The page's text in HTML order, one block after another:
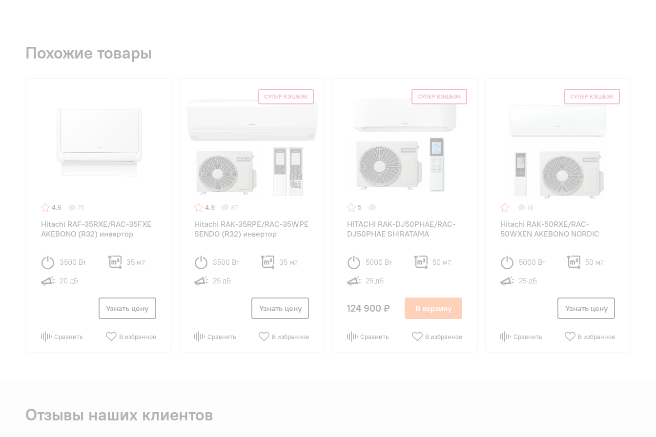
Похожие товары
4.6 75
Hitachi RAF-35RXE/RAC-35FXE
AKEBONO (R32) инвертор
3500 Вт 35 м2
20 дБ
Узнать цену
Сравнить В избранное
СУПЕР КЭШБЭК
4.9 87
Hitachi RAK-35RPE/RAC-35WPE
SENDO (R32) инвертор
3500 Вт 35 м2
25 дБ
Узнать цену
Сравнить В избранное
СУПЕР КЭШБЭК
5
HITACHI RAK-DJ50PHAE/RAC-
DJ50PHAE SHIRATAMA
5000 Вт 50 м2
25 дБ
124 900 ₽ В корзину
Сравнить В избранное
СУПЕР КЭШБЭК
18
Hitachi RAK-50RXE/RAC-
50WXEN AKEBONO NORDIC
5000 Вт 50 м2
25 дБ
Узнать цену
Сравнить В избранное
Отзывы наших клиентов